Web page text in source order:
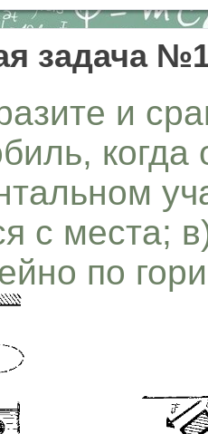
задача
и
с места;
по